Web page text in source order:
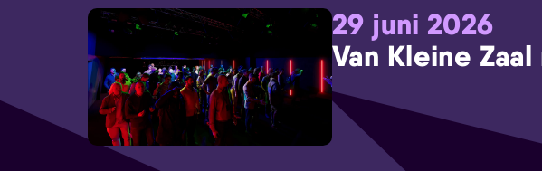
29 juni 2026
Van Kleine Zaal